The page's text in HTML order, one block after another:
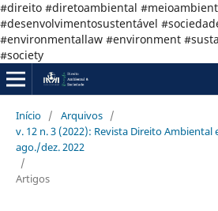
#direito #diretoambiental
#desenvolvimentosustentável
#environmentallaw #environment
#society
Início / Arquivos /
v. 12 n. 3 (2022): Revista Direito Ambiental
ago./dez. 2022
/
Artigos